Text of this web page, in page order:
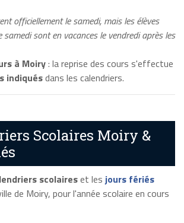
officiellement le samedi, mais les élèves
sont en vacances le vendredi après les
à Moiry: la reprise des cours s'effectue
indiquésdans les calendriers.
Scolaires Moiry &
scolaireset les jours fériés
de Moiry, pour l'année scolaire en cours